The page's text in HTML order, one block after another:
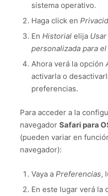
sistema operativo.
Haga click en
En Historialelija
personalizada para
Ahora verá la opción
activarla o
preferencias.
Para acceder a la
navegador Safari para
(pueden variar en
navegador):
Vaya a Preferencias,
En este lugar verá la